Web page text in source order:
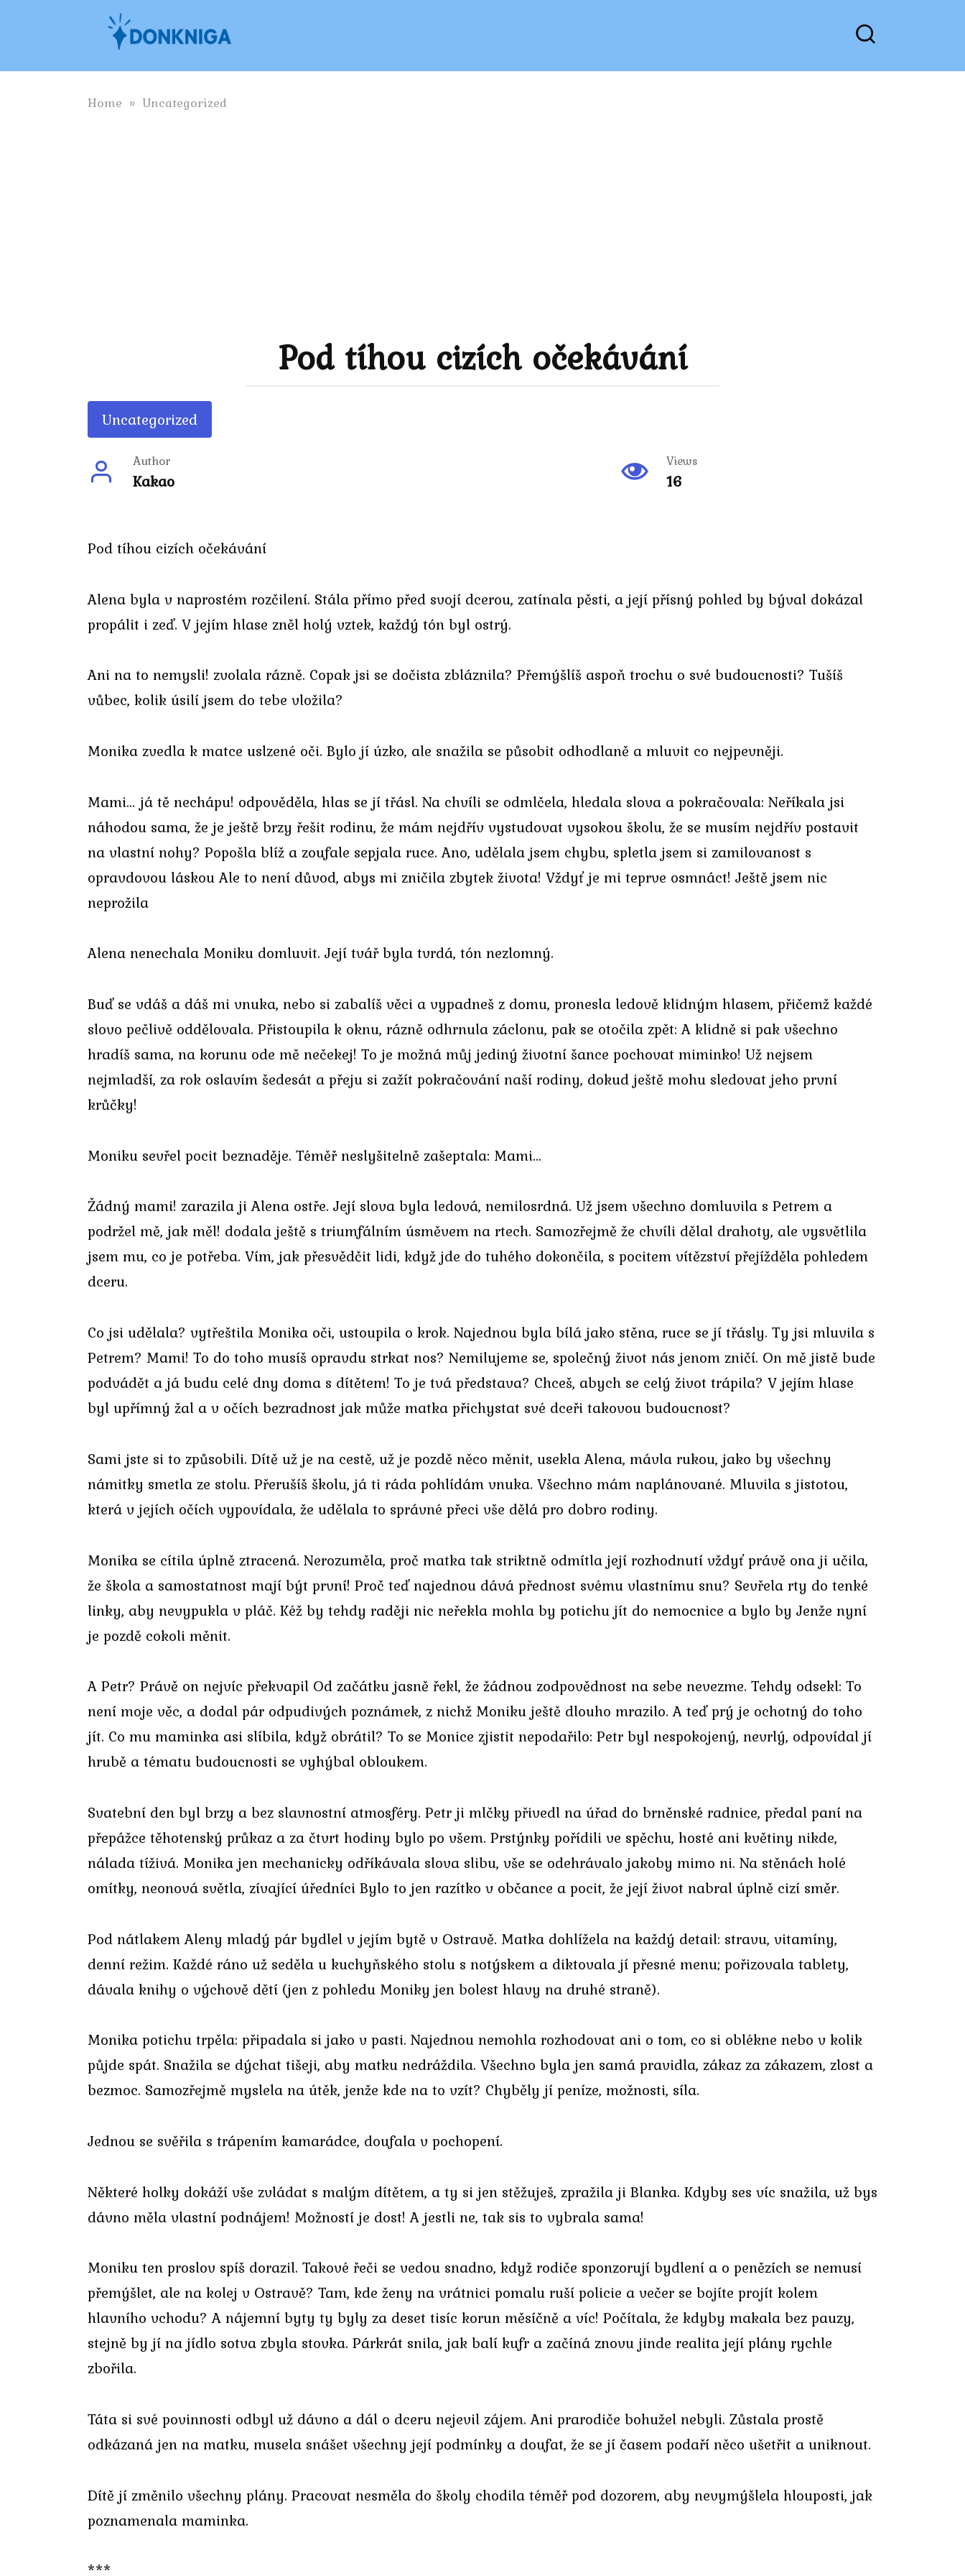
Home » Uncategorized
Pod tíhou cizích očekávání
Uncategorized
Author
Kakao
Views
16
Pod tíhou cizích očekávání
Alena byla v naprostém rozčilení. Stála přímo před svojí dcerou, zatínala pěsti, a její přísný pohled by býval dokázal
propálit i zeď. V jejím hlase zněl holý vztek, každý tón byl ostrý.
Ani na to nemysli! zvolala rázně. Copak jsi se dočista zbláznila? Přemýšlíš aspoň trochu o své budoucnosti? Tušíš
vůbec, kolik úsilí jsem do tebe vložila?
Monika zvedla k matce uslzené oči. Bylo jí úzko, ale snažila se působit odhodlaně a mluvit co nejpevněji.
Mami… já tě nechápu! odpověděla, hlas se jí třásl. Na chvíli se odmlčela, hledala slova a pokračovala: Neříkala jsi
náhodou sama, že je ještě brzy řešit rodinu, že mám nejdřív vystudovat vysokou školu, že se musím nejdřív postavit
na vlastní nohy? Popošla blíž a zoufale sepjala ruce. Ano, udělala jsem chybu, spletla jsem si zamilovanost s
opravdovou láskou Ale to není důvod, abys mi zničila zbytek života! Vždyť je mi teprve osmnáct! Ještě jsem nic
neprožila
Alena nenechala Moniku domluvit. Její tvář byla tvrdá, tón nezlomný.
Buď se vdáš a dáš mi vnuka, nebo si zabalíš věci a vypadneš z domu, pronesla ledově klidným hlasem, přičemž každé
slovo pečlivě oddělovala. Přistoupila k oknu, rázně odhrnula záclonu, pak se otočila zpět: A klidně si pak všechno
hradíš sama, na korunu ode mě nečekej! To je možná můj jediný životní šance pochovat miminko! Už nejsem
nejmladší, za rok oslavím šedesát a přeju si zažít pokračování naší rodiny, dokud ještě mohu sledovat jeho první
krůčky!
Moniku sevřel pocit beznaděje. Téměř neslyšitelně zašeptala: Mami…
Žádný mami! zarazila ji Alena ostře. Její slova byla ledová, nemilosrdná. Už jsem všechno domluvila s Petrem a
podržel mě, jak měl! dodala ještě s triumfálním úsměvem na rtech. Samozřejmě že chvíli dělal drahoty, ale vysvětlila
jsem mu, co je potřeba. Vím, jak přesvědčit lidi, když jde do tuhého dokončila, s pocitem vítězství přejížděla pohledem
dceru.
Co jsi udělala? vytřeštila Monika oči, ustoupila o krok. Najednou byla bílá jako stěna, ruce se jí třásly. Ty jsi mluvila s
Petrem? Mami! To do toho musíš opravdu strkat nos? Nemilujeme se, společný život nás jenom zničí. On mě jistě bude
podvádět a já budu celé dny doma s dítětem! To je tvá představa? Chceš, abych se celý život trápila? V jejím hlase
byl upřímný žal a v očích bezradnost jak může matka přichystat své dceři takovou budoucnost?
Sami jste si to způsobili. Dítě už je na cestě, už je pozdě něco měnit, usekla Alena, mávla rukou, jako by všechny
námitky smetla ze stolu. Přerušíš školu, já ti ráda pohlídám vnuka. Všechno mám naplánované. Mluvila s jistotou,
která v jejích očích vypovídala, že udělala to správné přeci vše dělá pro dobro rodiny.
Monika se cítila úplně ztracená. Nerozuměla, proč matka tak striktně odmítla její rozhodnutí vždyť právě ona ji učila,
že škola a samostatnost mají být první! Proč teď najednou dává přednost svému vlastnímu snu? Sevřela rty do tenké
linky, aby nevypukla v pláč. Kéž by tehdy raději nic neřekla mohla by potichu jít do nemocnice a bylo by Jenže nyní
je pozdě cokoli měnit.
A Petr? Právě on nejvíc překvapil Od začátku jasně řekl, že žádnou zodpovědnost na sebe nevezme. Tehdy odsekl: To
není moje věc, a dodal pár odpudivých poznámek, z nichž Moniku ještě dlouho mrazilo. A teď prý je ochotný do toho
jít. Co mu maminka asi slíbila, když obrátil? To se Monice zjistit nepodařilo: Petr byl nespokojený, nevrlý, odpovídal jí
hrubě a tématu budoucnosti se vyhýbal obloukem.
Svatební den byl brzy a bez slavnostní atmosféry. Petr ji mlčky přivedl na úřad do brněnské radnice, předal paní na
přepážce těhotenský průkaz a za čtvrt hodiny bylo po všem. Prstýnky pořídili ve spěchu, hosté ani květiny nikde,
nálada tíživá. Monika jen mechanicky odříkávala slova slibu, vše se odehrávalo jakoby mimo ni. Na stěnách holé
omítky, neonová světla, zívající úředníci Bylo to jen razítko v občance a pocit, že její život nabral úplně cizí směr.
Pod nátlakem Aleny mladý pár bydlel v jejím bytě v Ostravě. Matka dohlížela na každý detail: stravu, vitamíny,
denní režim. Každé ráno už seděla u kuchyňského stolu s notýskem a diktovala jí přesné menu; pořizovala tablety,
dávala knihy o výchově dětí (jen z pohledu Moniky jen bolest hlavy na druhé straně).
Monika potichu trpěla: připadala si jako v pasti. Najednou nemohla rozhodovat ani o tom, co si oblékne nebo v kolik
půjde spát. Snažila se dýchat tišeji, aby matku nedráždila. Všechno byla jen samá pravidla, zákaz za zákazem, zlost a
bezmoc. Samozřejmě myslela na útěk, jenže kde na to vzít? Chyběly jí peníze, možnosti, síla.
Jednou se svěřila s trápením kamarádce, doufala v pochopení.
Některé holky dokáží vše zvládat s malým dítětem, a ty si jen stěžuješ, zpražila ji Blanka. Kdyby ses víc snažila, už bys
dávno měla vlastní podnájem! Možností je dost! A jestli ne, tak sis to vybrala sama!
Moniku ten proslov spíš dorazil. Takové řeči se vedou snadno, když rodiče sponzorují bydlení a o penězích se nemusí
přemýšlet, ale na kolej v Ostravě? Tam, kde ženy na vrátnici pomalu ruší policie a večer se bojíte projít kolem
hlavního vchodu? A nájemní byty ty byly za deset tisíc korun měsíčně a víc! Počítala, že kdyby makala bez pauzy,
stejně by jí na jídlo sotva zbyla stovka. Párkrát snila, jak balí kufr a začíná znovu jinde realita její plány rychle
zbořila.
Táta si své povinnosti odbyl už dávno a dál o dceru nejevil zájem. Ani prarodiče bohužel nebyli. Zůstala prostě
odkázaná jen na matku, musela snášet všechny její podmínky a doufat, že se jí časem podaří něco ušetřit a uniknout.
Dítě jí změnilo všechny plány. Pracovat nesměla do školy chodila téměř pod dozorem, aby nevymýšlela hlouposti, jak
poznamenala maminka.
***